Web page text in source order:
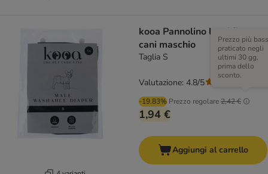
kooa Pannolino lavabile per
cani maschio
Taglia S
-19.83% Prezzo regolare2,42 €
Prezzo più
praticato negli
ultimi 30 gg,
prima dello
sconto.
1,94 €
Valutazione: 4.8/5
Aggiungi al carrello